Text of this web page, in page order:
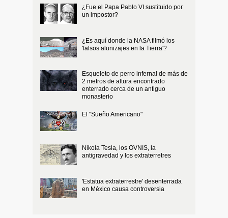
¿Fue el Papa Pablo VI sustituido por
un impostor?
¿Es aquí donde la NASA filmó los
'falsos alunizajes en la Tierra'?
Esqueleto de perro infernal de más de
2 metros de altura encontrado
enterrado cerca de un antiguo
monasterio
El "Sueño Americano"
Nikola Tesla, los OVNIS, la
antigravedad y los extraterretres
'Estatua extraterrestre' desenterrada
en México causa controversia